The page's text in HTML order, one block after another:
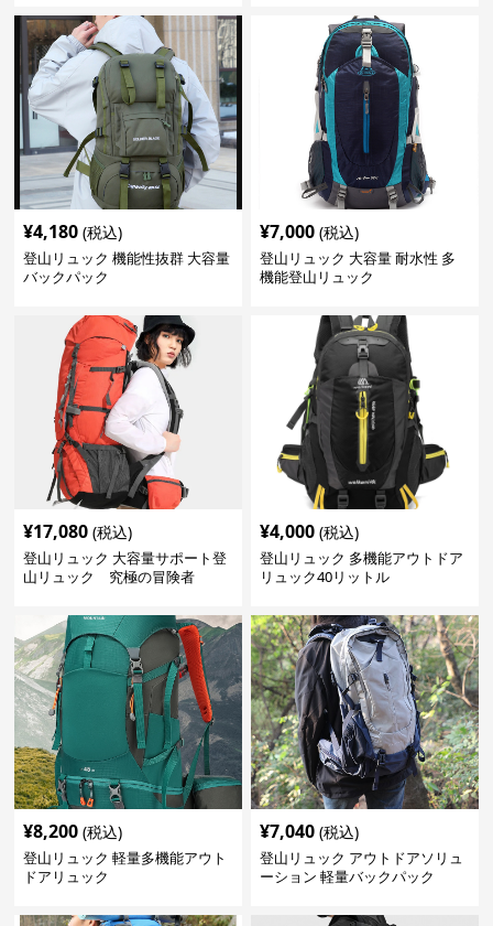
¥4,180 (税込)
登山リュック 機能性抜群 大容量
バックパック
¥7,000 (税込)
登山リュック 大容量 耐水性 多
機能登山リュック
¥17,080 (税込)
登山リュック 大容量サポート登
山リュック 究極の冒険者
¥4,000 (税込)
登山リュック 多機能アウトドア
リュック40リットル
¥8,200 (税込)
登山リュック 軽量多機能アウト
ドアリュック
¥7,040 (税込)
登山リュック アウトドアソリュ
ーション 軽量バックパック